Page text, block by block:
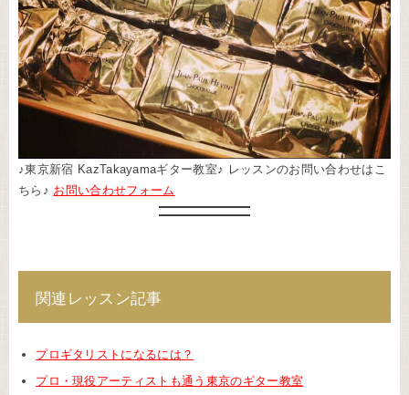
♪東京新宿 KazTakayamaギター教室♪ レッスンのお問い合わせはこ
ちら♪ お問い合わせフォーム
関連レッスン記事
プロギタリストになるには？
プロ・現役アーティストも通う東京のギター教室